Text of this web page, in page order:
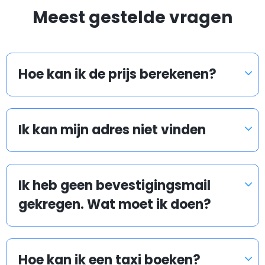
het vliegtuig - wij zullen ons best doen om aan uw
verzoek te voldoen.
Er staan ook traditionele taxi's op de luchthaven
buiten te wachten. Ze kunnen u naar uw bestemming
brengen, maar u profiteert dan niet van een lage
tarief.
Wat gebeurd als mijn vlucht of trein vertraging
heeft?
Airport taxis houden de vlucht- en trein
aankomsttijden in de gaten om ervoor te zorgen dat
Meest gestelde vragen
Hoe kan ik de prijs berekenen?
Ik kan mijn adres niet vinden
Ik heb geen bevestigingsmail
gekregen. Wat moet ik doen?
Hoe kan ik een taxi boeken?